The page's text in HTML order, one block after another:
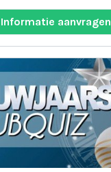
Informatie aanvragen